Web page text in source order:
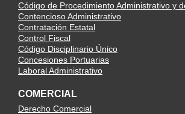
Código de Procedimiento Administrativo y
Contencioso Administrativo
Contratación Estatal
Control Fiscal
Código Disciplinario Único
Concesiones Portuarias
Laboral Administrativo
COMERCIAL
Derecho Comercial